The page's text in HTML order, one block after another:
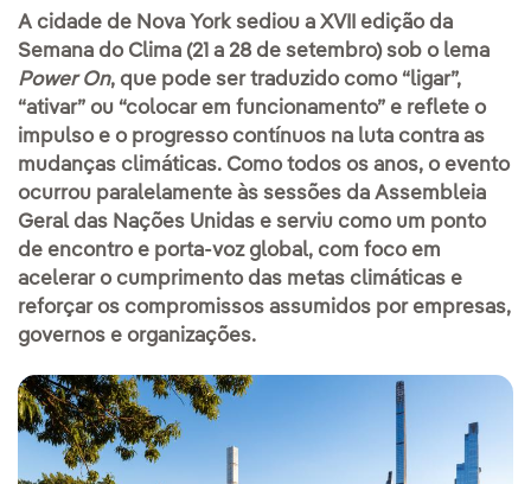
A cidade de Nova York sediou a XVII edição da
Semana do Clima (21 a 28 de setembro) sob o lema
Power On, que pode ser traduzido como “ligar”,
“ativar” ou “colocar em funcionamento” e reflete o
impulso e o progresso contínuos na luta contra as
mudanças climáticas. Como todos os anos, o evento
ocurrou paralelamente às sessões da Assembleia
Geral das Nações Unidas e serviu como um ponto
de encontro e porta-voz global, com foco em
acelerar o cumprimento das metas climáticas e
reforçar os compromissos assumidos por empresas,
governos e organizações.